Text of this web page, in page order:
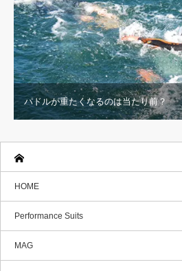
パドルが重たくなるのは当たり前？
HOME
Performance Suits
MAG